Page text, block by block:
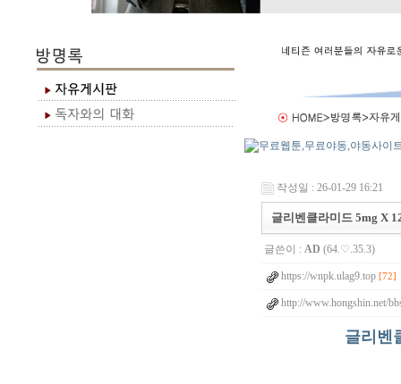
작성일 : 26-01-29 16:21
글리벤클라미드 5mg X
글쓴이 : AD (64.♡.35.3)
https://wnpk.ulag9.top [72]
http://www.hongshin.net/
글리벤